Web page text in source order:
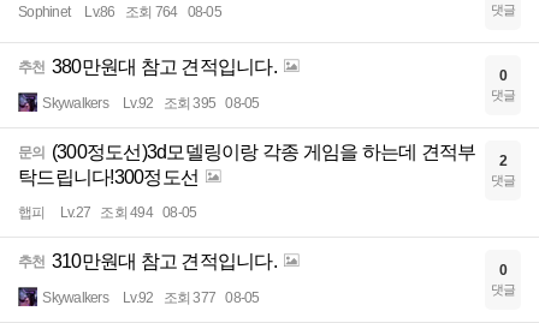
Sophinet Lv.86 조회 764 08-05 댓글
추천 380만원대 참고 견적입니다.
Skywalkers Lv.92 조회 395 08-05
0
댓글
문의 (300정도선)3d모델링이랑 각종 게임을 하는데 견적부
탁드립니다!300정도선
햅피 Lv.27 조회 494 08-05
2
댓글
추천 310만원대 참고 견적입니다.
Skywalkers Lv.92 조회 377 08-05
0
댓글